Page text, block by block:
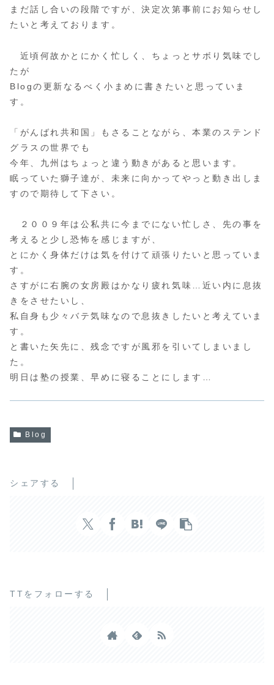
まだ話し合いの段階ですが、決定次第事前にお知らせし
たいと考えております。
近頃何故かとにかく忙しく、ちょっとサボり気味でし
たが
Blogの更新なるべく小まめに書きたいと思っていま
す。
「がんばれ共和国」もさることながら、本業のステンド
グラスの世界でも
今年、九州はちょっと違う動きがあると思います。
眠っていた獅子達が、未来に向かってやっと動き出しま
すので期待して下さい。
２００９年は公私共に今までにない忙しさ、先の事を
考えると少し恐怖を感じますが、
とにかく身体だけは気を付けて頑張りたいと思っていま
す。
さすがに右腕の女房殿はかなり疲れ気味…近い内に息抜
きをさせたいし、
私自身も少々バテ気味なので息抜きしたいと考えていま
す。
と書いた矢先に、残念ですが風邪を引いてしまいまし
た。
明日は塾の授業、早めに寝ることにします…
Blog
シェアする
TTをフォローする